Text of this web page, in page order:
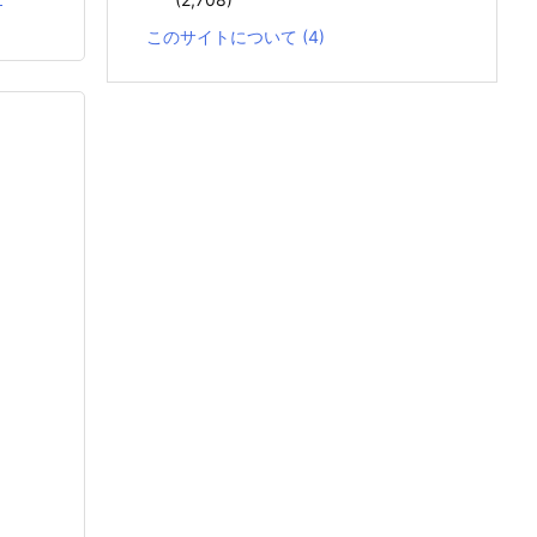
このサイトについて (4)